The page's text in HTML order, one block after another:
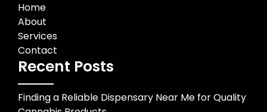
Home
About
Services
Contact
Recent Posts
Finding a Reliable Dispensary Near Me for Quality